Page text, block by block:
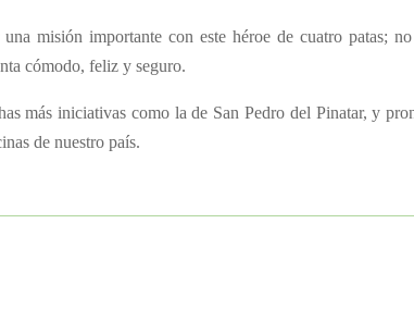
misión importante con este héroe de cuatro patas;
cómodo, feliz y seguro.
más iniciativas como la de San Pedro del Pinatar, y
de nuestro país.